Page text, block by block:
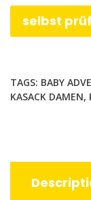
selbst
TAGS: BABY
KASACK DAMEN,